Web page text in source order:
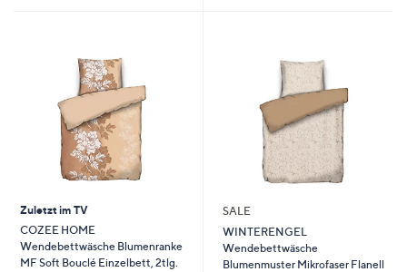
Zuletzt im TV
COZEE HOME
Wendebettwäsche Blumenranke
MF Soft Bouclé Einzelbett, 2tlg.
SALE
WINTERENGEL
Wendebettwäsche
Blumenmuster Mikrofaser Flanell